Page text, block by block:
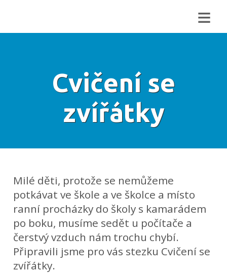
≡
Cvičení se
zvířátky
Milé děti, protože se nemůžeme
potkávat ve škole a ve školce a místo
ranní procházky do školy s kamarádem
po boku, musíme sedět u počítače a
čerstvý vzduch nám trochu chybí.
Připravili jsme pro vás stezku Cvičení se
zvířátky.